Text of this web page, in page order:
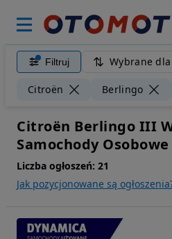
Filtruj Wybrane
Citroën Berlingo
Citroën Berlingo III
Samochody Osobowe
Liczba ogłoszeń: 21
Jak pozycjonowane są